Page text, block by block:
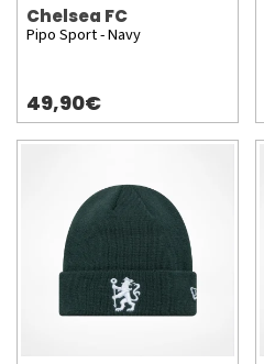
Chelsea FC
Pipo Sport - Navy
49,90€